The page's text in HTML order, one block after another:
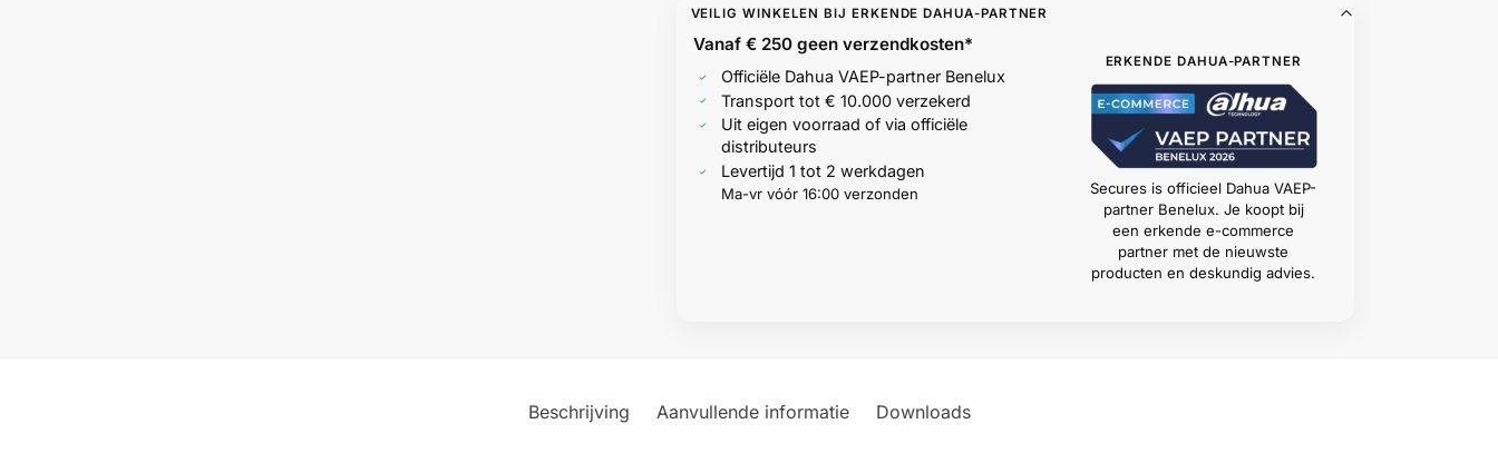
VEILIG WINKELEN BIJ ERKENDE DAHUA-PARTNER
Vanaf € 250 geenverzendkosten*
Officiële Dahua VAEP-partner Benelux
Transport tot € 10.000 verzekerd
Uit eigen voorraad of via officiële
distributeurs
Levertijd 1 tot 2 werkdagen
Ma-vr vóór 16:00 verzonden
ERKENDE DAHUA-PARTNER
Secures is officieel Dahua VAEP-
partner Benelux. Je koopt bij
een erkende e-commerce
partner met de nieuwste
producten en deskundig advies.
Beschrijving Aanvullende informatie Downloads